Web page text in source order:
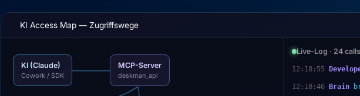
KI Access Map — Zugriffswege
KI (Claude)
Cowork / SDK
MCP-Server
deskman_api
Live-Log · 24 calls
12:18:55
12:18:46 Brain